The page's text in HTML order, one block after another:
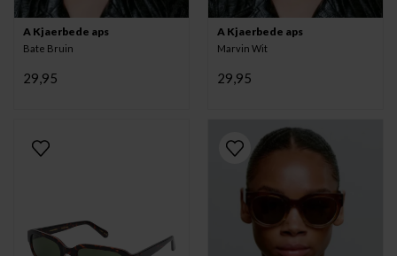
A Kjaerbede aps
Bate Bruin
29,95
A Kjaerbede aps
Marvin Wit
29,95